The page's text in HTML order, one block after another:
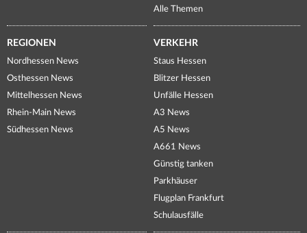
Alle Themen
REGIONEN
Nordhessen News
Osthessen News
Mittelhessen News
Rhein-Main News
Südhessen News
VERKEHR
Staus Hessen
Blitzer Hessen
Unfälle Hessen
A3 News
A5 News
A661 News
Günstig tanken
Parkhäuser
Flugplan Frankfurt
Schulausfälle